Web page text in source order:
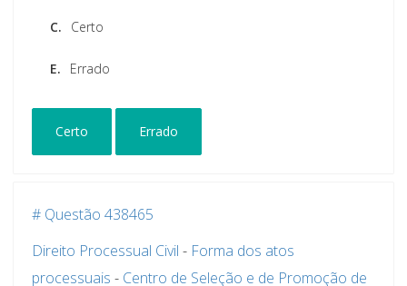
C. Certo
E. Errado
Certo Errado
# Questão 438465
Direito Processual Civil - Forma dos atos
processuais - Centro de Seleção e de Promoção de